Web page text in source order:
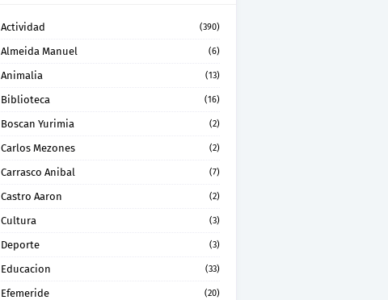
Actividad (390)
Almeida Manuel (6)
Animalia (13)
Biblioteca (16)
Boscan Yurimia (2)
Carlos Mezones (2)
Carrasco Anibal (7)
Castro Aaron (2)
Cultura (3)
Deporte (3)
Educacion (33)
Efemeride (20)